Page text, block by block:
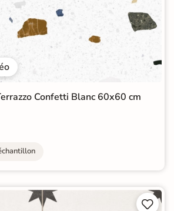
Confetti Blanc 60x60 cm

